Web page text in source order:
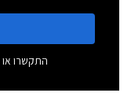
התקשרו או